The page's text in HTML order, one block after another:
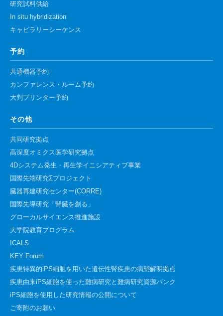
研究試料供給
In situ hybridization
キャピラリーシーケンス
予約
共通機器予約
カンファレンス・ルーム予約
大判プリンター予約
その他
共同研究拠点
高深度オミクス医学研究拠点
4Dシステム発生・再生学イニシアティブ事業
国際先端研究Σプロジェクト
臓器再建研究センター(CORRE)
国際先導研究「腎臓を創る」
グローカルサイエンス推進施設
大学院教育プログラム
ICALS
KEY Forum
疾患特異的iPS細胞を用いた遺伝性腎疾患の病態解明拠点
疾患由来iPS細胞を使った難病研究と難病研究資源バンク
iPS細胞を使用した研究情報の公開について
ご寄附のお願い